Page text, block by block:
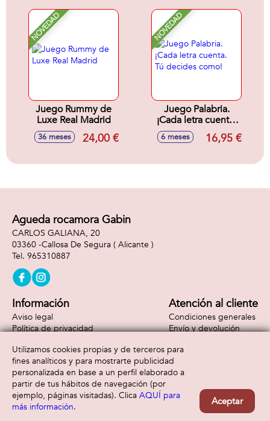
que el!
NOVEDAD
Juego Rummy de
Luxe Real Madrid
36 meses 24,00 €
NOVEDAD
Juego Palabria.
¡Cada letra cuenta.
Tú decides como!
6 meses 16,95 €
Agueda rocamora Gabin
CARLOS GALIANA, 20
03360 -Callosa De Segura ( Alicante )
965310887
Información
Aviso legal
Política de privacidad
Atención al cliente
Condiciones generales
Envío y devolución
Formas de pago
Utilizamos cookies propias y de terceros para
fines analíticos y para mostrarte publicidad
personalizada en base a un perfil elaborado a
partir de tus hábitos de navegación (por
ejemplo, páginas visitadas). Clica AQUÍ para
más información. Aceptar